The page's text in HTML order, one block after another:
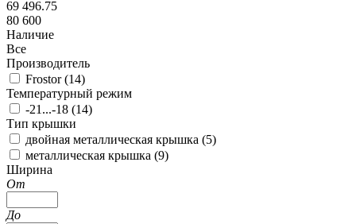
69 496.75
80 600
Наличие
Все
Производитель
Frostor (14)
Температурный режим
-21...-18 (14)
Тип крышки
двойная металлическая крышка (5)
металлическая крышка (9)
Ширина
От
До